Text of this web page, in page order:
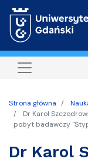
Strona główna
Dr Karol
pobyt badawczy
Dr Karol